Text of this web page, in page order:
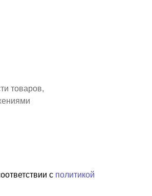
товаров,
с политикой